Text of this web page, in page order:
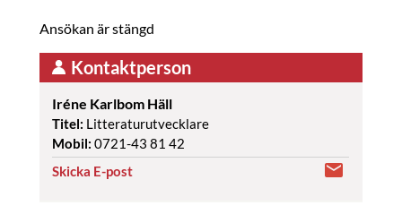
Ansökan är stängd
Kontaktperson
Iréne Karlbom Häll
Titel: Litteraturutvecklare
Mobil: 0721-43 81 42
Skicka E-post